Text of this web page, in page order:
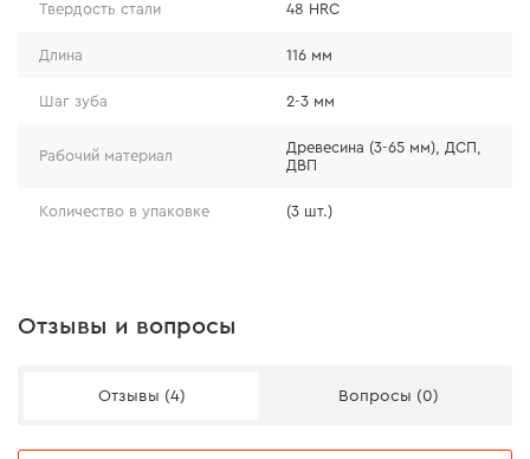
ДСП, ДВП);
Твердость стали 48 HRC
Длина 116 мм
Шаг зуба 2-3 мм
Рабочий материал
Древесина (3-65 мм), ДСП,
ДВП
Количество в упаковке (3 шт.)
Отзывы и вопросы
Отзывы (4) Вопросы (0)